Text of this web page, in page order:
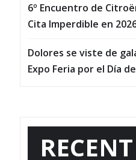
6º Encuentro de
Cita Imperdible en
Dolores se viste de
Expo Feria por el Día
RECENT